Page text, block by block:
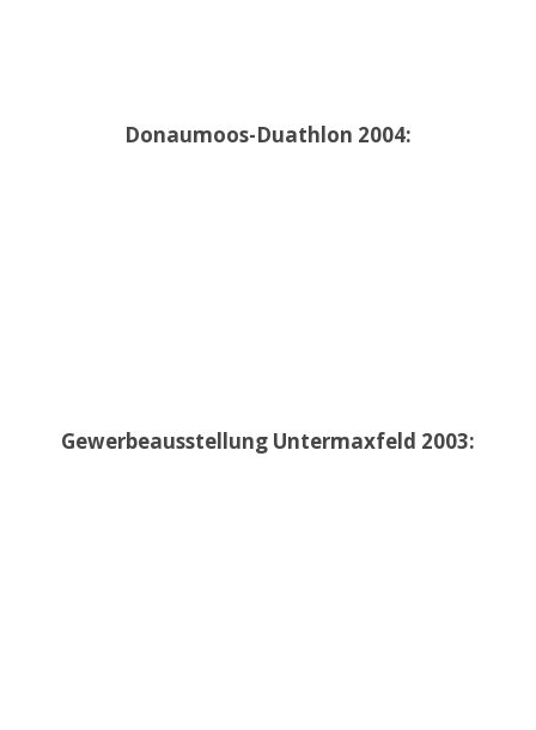
Donaumoos-Duathlon 2004:
Gewerbeausstellung Untermaxfeld 2003: